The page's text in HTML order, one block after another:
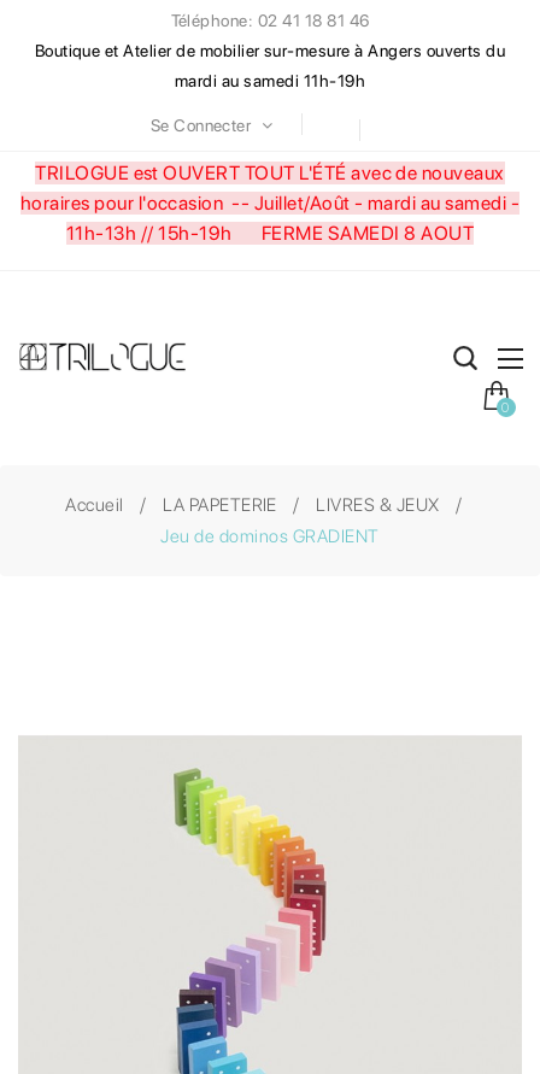
Téléphone: 02 41 18 81 46
Boutique et Atelier de mobilier sur-mesure à Angers ouverts du
mardi au samedi 11h-19h
Se Connecter
TRILOGUE est OUVERT TOUT L'ÉTÉ avec de nouveaux
horaires pour l'occasion -- Juillet/Août - mardi au samedi -
11h-13h // 15h-19h FERME SAMEDI 8 AOUT
0
Accueil LA PAPETERIE
LIVRES & JEUX
Jeu de dominos GRADIENT